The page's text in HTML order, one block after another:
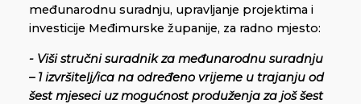
međunarodnu suradnju, upravljanje projektima i
investicije Međimurske županije, za radno mjesto:
- Viši stručni suradnik za međunarodnu suradnju
– 1 izvršitelj/ica na određeno vrijeme u trajanju od
šest mjeseci uz mogućnost produženja za još šest